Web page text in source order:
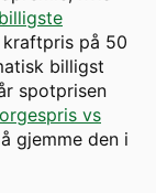
på 50
billigst
spotprisen
vs
gjemme den i